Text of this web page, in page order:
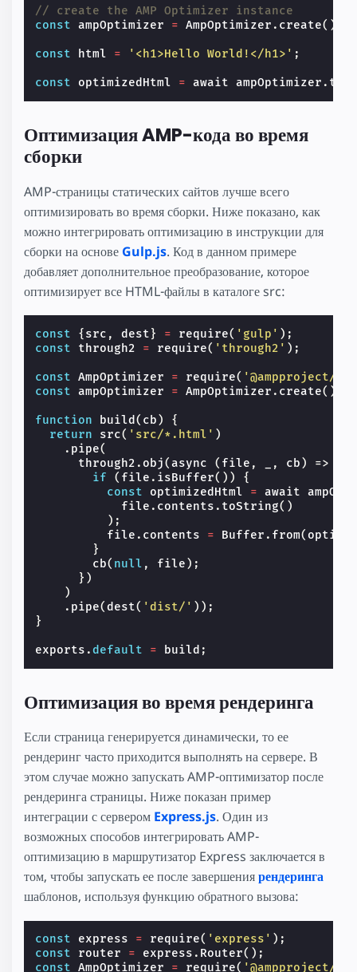
// create the AMP Optimizer instance
const
ampOptimizer = AmpOptimizer . create();
const html = '<h1>Hello World!</h1>' ;
const optimizedHtml = await ampOptimizer .
Оптимизация AMP-кода во время
сборки
AMP-страницы статических сайтов лучше всего
оптимизировать во время сборки. Ниже показано, как
можно интегрировать оптимизацию в инструкции для
сборки на основе Gulp.js. Код в данном примере
добавляет дополнительное преобразование, которое
оптимизирует все HTML-файлы в каталоге src:
const {src , dest} = require( 'gulp' );
const
through2 = require( 'through2' );
const AmpOptimizer = require( '@ampproject/
const
ampOptimizer = AmpOptimizer . create();
function build ( cb )
{
return
src( 'src/*.html' )
. pipe(
through2 . obj(async ( file , , cb ) =>
if
( file . isBuffer())
{
const
optimizedHtml = await
file . contents . toString()
);
file . contents = Buffer . from(
}
cb( null , file );
})
)
. pipe(dest( 'dist/' ));
}
exports .default = build ;
Оптимизация во время рендеринга
Если страница генерируется динамически, то ее
рендеринг часто приходится выполнять на сервере. В
этом случае можно запускать AMP-оптимизатор после
рендеринга страницы. Ниже показан пример
интеграции с сервером Express.js. Один из
возможных способов интегрировать AMP-
оптимизацию в маршрутизатор Express заключается в
том, чтобы запускать ее после завершениярендеринга
шаблонов, используя функцию обратного вызова:
const express = require( 'express' );
const
router = express . Router();
const
AmpOptimizer = require( '@ampproject/